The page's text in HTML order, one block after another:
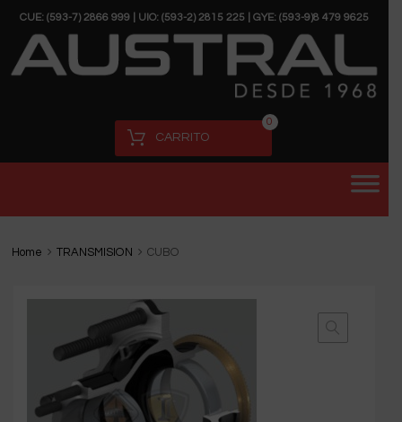
CUE: (593-7) 2866 999 | UIO: (593-2) 2815 225 | GYE: (593-9)8 479 9625
CARRITO
0
Home TRANSMISION CUBO